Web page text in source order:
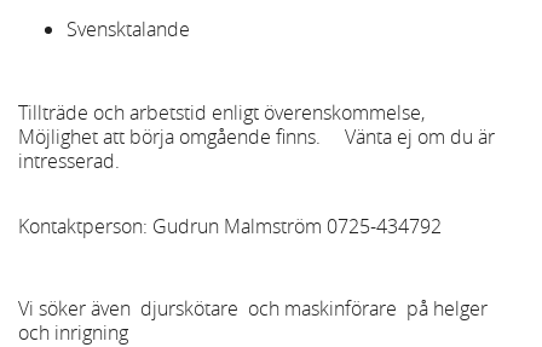
Svensktalande
Tillträde och arbetstid enligt överenskommelse,
Möjlighet att börja omgående finns. Vänta ej om du är
intresserad.
Kontaktperson: Gudrun Malmström 0725-434792
Vi söker även djurskötare och maskinförare på helger
och inrigning